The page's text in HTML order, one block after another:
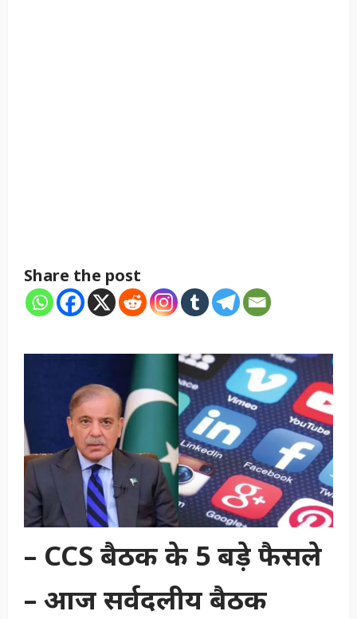
Share the post
– CCS बैठक के 5 बड़े फैसले
– आज सर्वदलीय बैठक